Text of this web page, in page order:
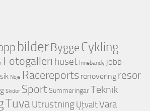
bilderByggeCykling
Fotogalleri huset Innebandy jobb
Nöje Racereports renovering resor
Skidor SportSummeringarTeknik
TuvaUtrustning UtvaltVara